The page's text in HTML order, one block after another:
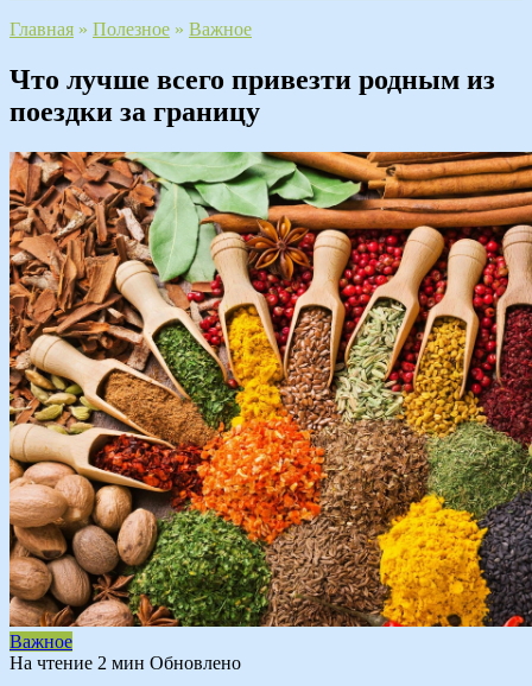
Главная » Полезное » Важное
Что лучше всего привезти родным из
поездки за границу
Важное
На чтение 2 мин Обновлено